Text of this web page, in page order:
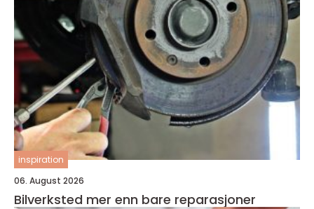
inspiration
06. August 2026
Bilverksted mer enn bare reparasjoner